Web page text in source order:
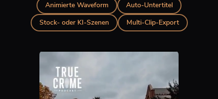
Animierte Waveform
Auto-Untertitel
Stock- oder KI-Szenen
Multi-Clip-Export